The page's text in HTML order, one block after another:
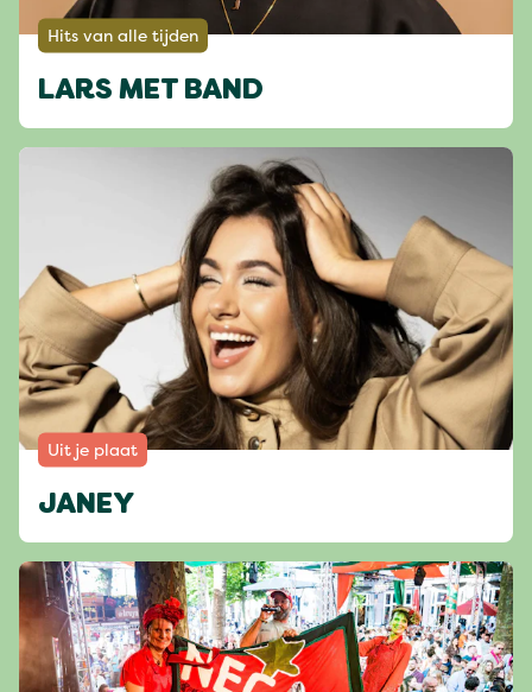
Hits van alle tijden
LARS MET BAND
Uit je plaat
JANEY